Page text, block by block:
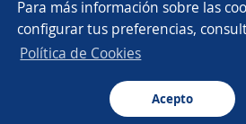
Para más información sobre las
configurar tus preferencias,
Política de Cookies
Acepto
Promotor/a asesor de venta
Agente ventas telemarketing
Representante de servicio al cliente
CT App
Navegador